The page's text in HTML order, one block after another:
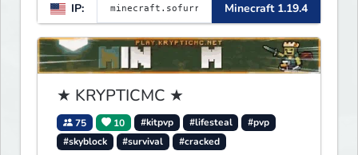
IP: Minecraft 1.19.4
★ KRYPTICMC ★
75 10 #kitpvp #lifesteal
#pvp
#skyblock
#survival #cracked